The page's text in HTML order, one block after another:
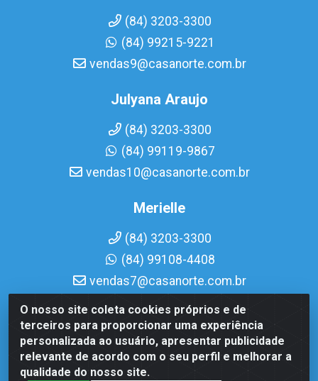
O nosso site coleta cookies próprios e de
terceiros para proporcionar uma experiência
personalizada ao usuário, apresentar publicidade
relevante de acordo com o seu perfil e melhorar a
qualidade do nosso site.
(84) 3203-3300
(84) 99215-9221
vendas9@casanorte.com.br
Julyana Araujo
(84) 3203-3300
(84) 99119-9867
vendas10@casanorte.com.br
Merielle
(84) 3203-3300
(84) 99108-4408
vendas7@casanorte.com.br
Casa Norte LTDA - Av. Interventor Mário Câmara, 1815 -
Dix-Sept Rosado, Natal/RN - CEP 59054-600 - CNPJ
08.713.513/0001-51